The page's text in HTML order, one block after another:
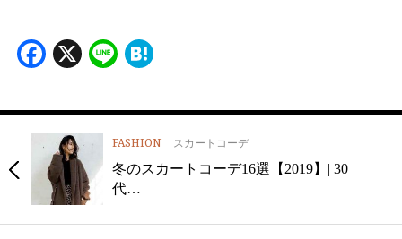
Facebook
X Line
FASHION スカートコーデ
冬のスカートコーデ16選【2019】| 30
代…